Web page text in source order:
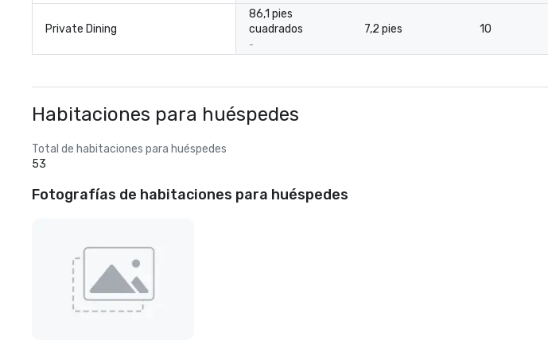
Private Dining
86,1 pies
cuadrados
-
7,2 pies 10
Habitaciones para huéspedes
Total de habitaciones para huéspedes
53
Fotografías de habitaciones para huéspedes